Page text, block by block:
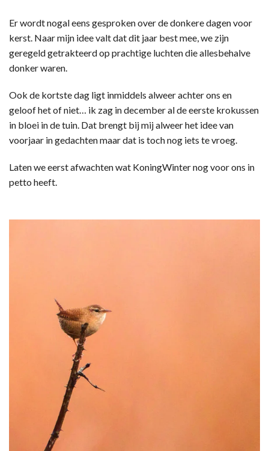
Er wordt nogal eens gesproken over de donkere dagen voor
kerst. Naar mijn idee valt dat dit jaar best mee, we zijn
geregeld getrakteerd op prachtige luchten die allesbehalve
donker waren.
Ook de kortste dag ligt inmiddels alweer achter ons en
geloof het of niet… ik zag in december al de eerste krokussen
in bloei in de tuin. Dat brengt bij mij alweer het idee van
voorjaar in gedachten maar dat is toch nog iets te vroeg.
Laten we eerst afwachten wat KoningWinter nog voor ons in
petto heeft.